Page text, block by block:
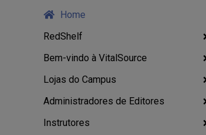
Home
RedShelf
Bem-vindo à VitalSource
Lojas do Campus
Administradores de Editores
Instrutores